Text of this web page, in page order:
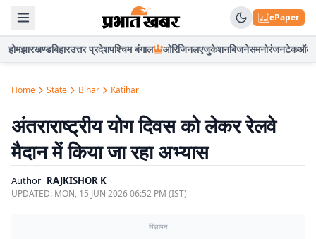
ePaper
होमझारखण्डबिहारउत्तर प्रदेशपश्चिम बंगाल ओरिजिनलएजुकेशनबिजनेसमनोरंजनटेकऑटो
Home State Bihar Katihar
अंतराराष्ट्रीय योग दिवस को लेकर रेलवे
मैदान में किया जा रहा अभ्यास
Author RAJKISHOR K
UPDATED: MON, 15 JUN 2026 06:52 PM (IST)
विज्ञापन